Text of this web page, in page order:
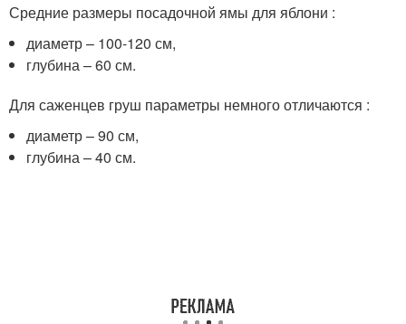
Средние размеры посадочной ямы для яблони :
диаметр – 100-120 см,
глубина – 60 см.
Для саженцев груш параметры немного отличаются :
диаметр – 90 см,
глубина – 40 см.